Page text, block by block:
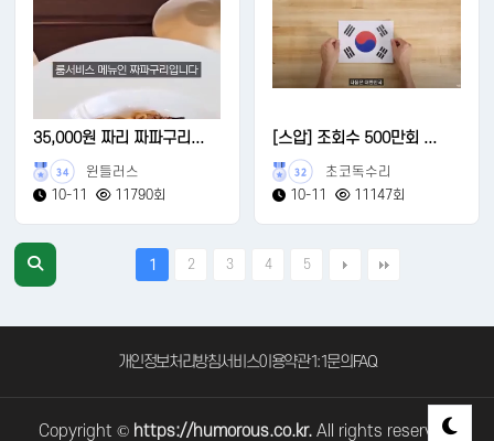
35,000원 짜리 짜파구리...
34
윈들러스
10-11
11790회
[스압] 조회수 500만회 ...
32
초코독수리
10-11
11147회
1 2 3 4 5
개인정보처리방침서비스이용약관1:1문의FAQ
Copyright © https://humorous.co.kr.All rights reserved.